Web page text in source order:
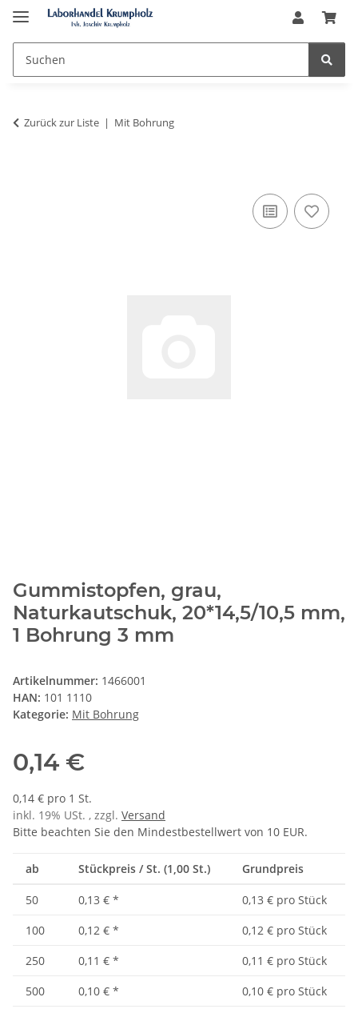
Zurück zur Liste Mit Bohrung
Gummistopfen, grau,
Naturkautschuk, 20*14,5/10,5 mm,
1 Bohrung 3 mm
Artikelnummer: 1466001
HAN: 101 1110
Kategorie: Mit Bohrung
0,14 €
0,14 € pro 1 St.
inkl. 19% USt. , zzgl. Versand
Bitte beachten Sie den Mindestbestellwert von 10 EUR.
ab Stückpreis / St. (1,00 St.) Grundpreis
50 0,13 € *
0,13 € pro Stück
100
0,12 € *
0,12 € pro Stück
250
0,11 € *
0,11 € pro Stück
500
0,10 € *
0,10 € pro Stück